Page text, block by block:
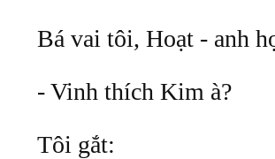
Bá vai tôi, Hoạt - anh
- Vinh thích Kim à?
Tôi gắt: